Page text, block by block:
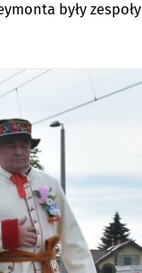
były